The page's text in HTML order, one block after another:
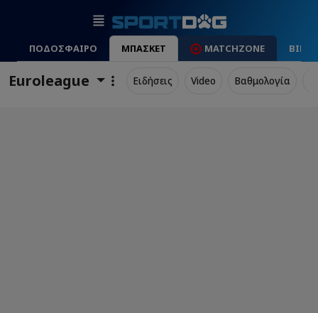
ΠΟΔΟΣΦΑΙΡΟ ΜΠΑΣΚΕΤ MATCHZONE
Euroleague Ειδήσεις Video Βαθμολογία